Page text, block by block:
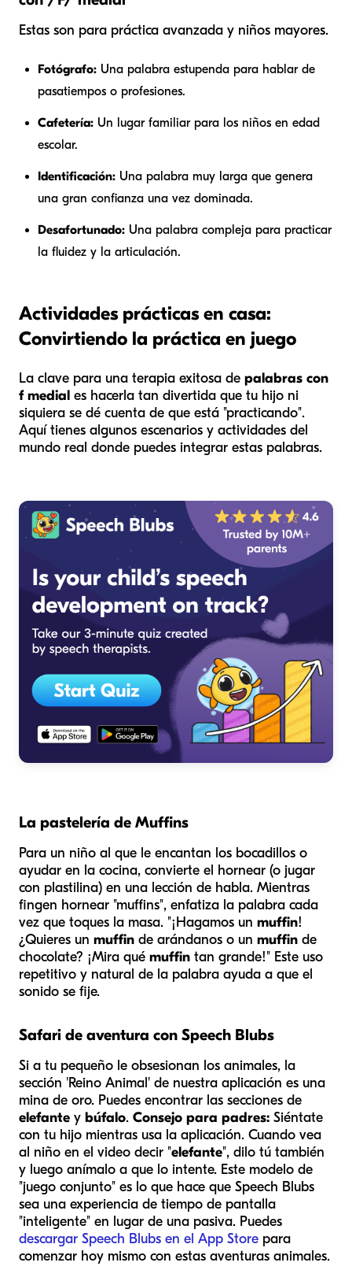
Estas son para práctica avanzada y niños mayores.
Fotógrafo: Una palabra estupenda para hablar de
pasatiempos o profesiones.
Cafetería: Un lugar familiar para los niños en edad
escolar.
Identificación: Una palabra muy larga que genera
una gran confianza una vez dominada.
Desafortunado: Una palabra compleja para practicar
la fluidez y la articulación.
Actividades prácticas en casa:
Convirtiendo la práctica en juego
La clave para una terapia exitosa de palabras con
f medial es hacerla tan divertida que tu hijo ni
siquiera se dé cuenta de que está "practicando".
Aquí tienes algunos escenarios y actividades del
mundo real donde puedes integrar estas palabras.
La pastelería de Muffins
Para un niño al que le encantan los bocadillos o
ayudar en la cocina, convierte el hornear (o jugar
con plastilina) en una lección de habla. Mientras
fingen hornear "muffins", enfatiza la palabra cada
vez que toques la masa. "¡Hagamos un muffin!
¿Quieres un muffin de arándanos o un muffin de
chocolate? ¡Mira qué muffin tan grande!" Este uso
repetitivo y natural de la palabra ayuda a que el
sonido se fije.
Safari de aventura con Speech Blubs
Si a tu pequeño le obsesionan los animales, la
sección 'Reino Animal' de nuestra aplicación es una
mina de oro. Puedes encontrar las secciones de
elefante y búfalo. Consejo para padres: Siéntate
con tu hijo mientras usa la aplicación. Cuando vea
al niño en el video decir "elefante", dilo tú también
y luego anímalo a que lo intente. Este modelo de
"juego conjunto" es lo que hace que Speech Blubs
sea una experiencia de tiempo de pantalla
"inteligente" en lugar de una pasiva. Puedes
descargar Speech Blubs en el App Store para
comenzar hoy mismo con estas aventuras animales.